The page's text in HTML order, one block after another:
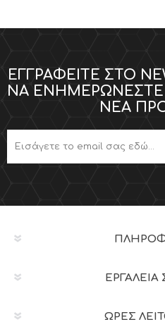
ΕΓΓΡΑΦΕΊΤΕ ΣΤΟ
ΝΑ ΕΝΗΜΕΡΏΝΕΣΤΕ
ΝΈΑ
ΕΡΓΑΛΕΊΑ
ΩΡΕΣ